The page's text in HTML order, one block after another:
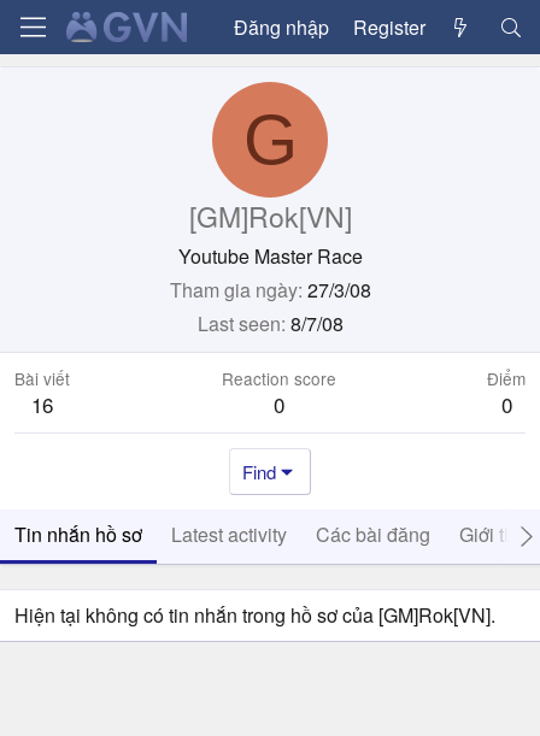
Đăng nhập Register
G
[GM]Rok[VN]
Youtube Master Race
Tham gia ngày 27/3/08
Last seen 8/7/08
Bài viết
16
Reaction score
0
Điểm
0
Find
Tin nhắn hồ sơ Latest activity Các bài đăng Giới thiệu
Hiện tại không có tin nhắn trong hồ sơ của [GM]Rok[VN].